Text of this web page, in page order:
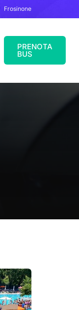
Frosinone
PRENOTA
BUS